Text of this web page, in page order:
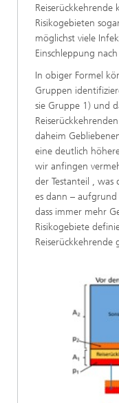
Reiserückkehrende
Risikogebieten
möglichst viele
Einschleppung
In obiger Formel
Gruppen
sie Gruppe 1) und
daheim
eine deutlich
wir anfingen
der Testanteil , was
es dann – aufgrund
dass immer mehr
Risikogebiete
Reiserückkehrende